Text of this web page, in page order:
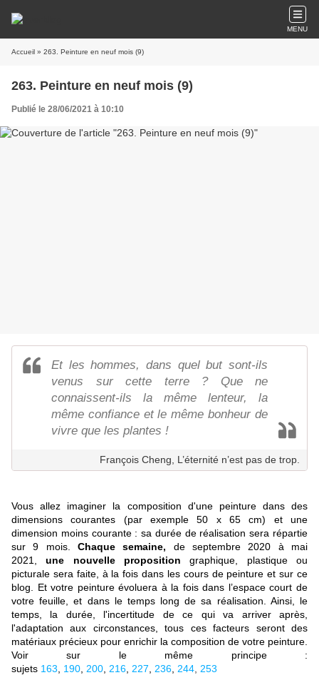
MENU
Accueil » 263. Peinture en neuf mois (9)
263. Peinture en neuf mois (9)
Publié le 28/06/2021 à 10:10
Et les hommes, dans quel but sont-ils
venus sur cette terre ? Que ne
connaissent-ils la même lenteur, la
même confiance et le même bonheur de
vivre que les plantes !
François Cheng, L’éternité n’est pas de trop.
Vous allez imaginer la composition d'une peinture dans des
dimensions courantes (par exemple 50 x 65 cm) et une
dimension moins courante : sa durée de réalisation sera répartie
sur 9 mois.
Chaque semaine,
de septembre 2020 à mai
2021,
une nouvelle proposition
graphique, plastique ou
picturale sera faite, à la fois dans les cours de peinture et sur ce
blog. Et votre peinture évoluera à la fois dans l’espace court de
votre feuille, et dans le temps long de sa réalisation. Ainsi, le
temps, la durée, l'incertitude de ce qui va arriver après,
l'adaptation aux circonstances, tous ces facteurs seront des
matériaux précieux pour enrichir la composition de votre peinture.
Voir sur le même principe :
sujets 163 190 200 216 227 236 244 253